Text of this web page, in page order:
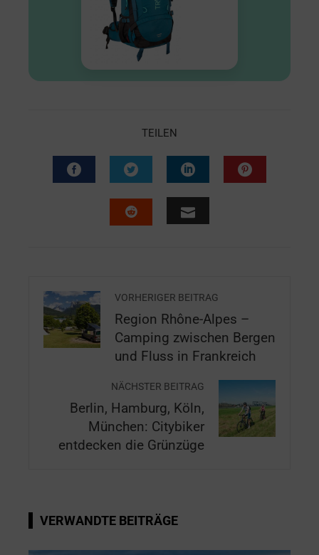
TEILEN
VORHERIGER BEITRAG
Region Rhône-Alpes –
Camping zwischen Bergen
und Fluss in Frankreich
NÄCHSTER BEITRAG
Berlin, Hamburg, Köln,
München: Citybiker
entdecken die Grünzüge
VERWANDTE BEITRÄGE